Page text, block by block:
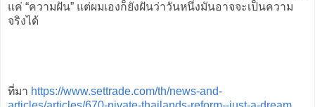
แค่ “ความฝัน” แต่ผมเองก็ยังฝันว่าวันหนึ่งมันอาจจะเป็นความ
จริงได้
ที่มา https://www.settrade.com/th/news-and-